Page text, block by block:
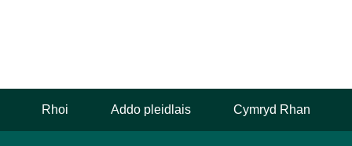
Rhoi Addo pleidlais Cymryd Rhan